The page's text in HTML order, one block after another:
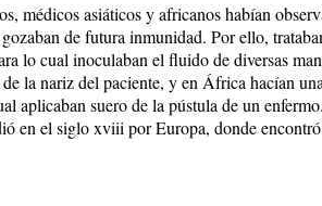
médicos asiáticos y africanos habían
de futura inmunidad. Por ello,
lo cual inoculaban el fluido de diversas
la nariz del paciente, y en África hacían
aplicaban suero de la pústula de un
en el siglo xviii por Europa, donde